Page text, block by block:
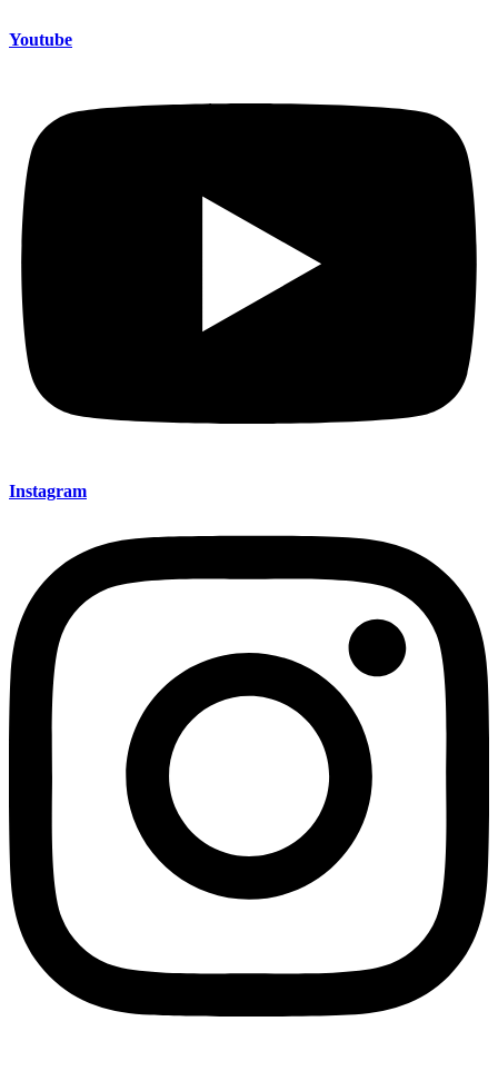
Youtube
Instagram